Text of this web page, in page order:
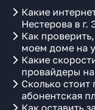
Какие
Нестерова в г.
Как
моем доме на
Какие
провайдеры на
Сколько стоит
абонентская
Как оставить